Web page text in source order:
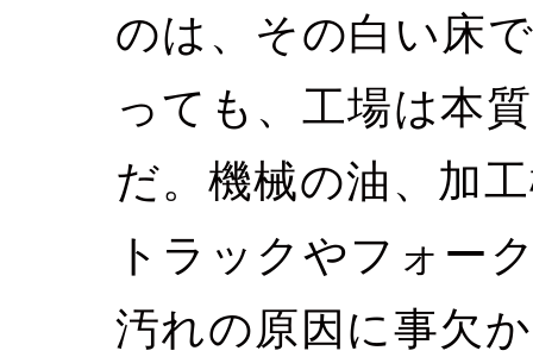
のは、その白い床
っても、工場は本
だ。機械の油、加
トラックやフォー
汚れの原因に事欠